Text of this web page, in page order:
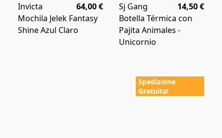
64,00 €
Invicta
Mochila Jelek Fantasy
Shine Azul Claro
14,50 €
Sj Gang
Botella Térmica con
Pajita Animales -
Unicornio
Spedizione
Gratuita!